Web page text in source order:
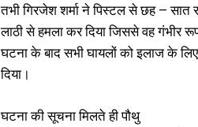
तभी गिरजेश शर्मा ने पिस्टल से छह – सात
लाठी से हमला कर दिया जिससे वह गंभीर
घटना के बाद सभी घायलों को इलाज के
दिया।
घटना की सूचना मिलते ही पौथु